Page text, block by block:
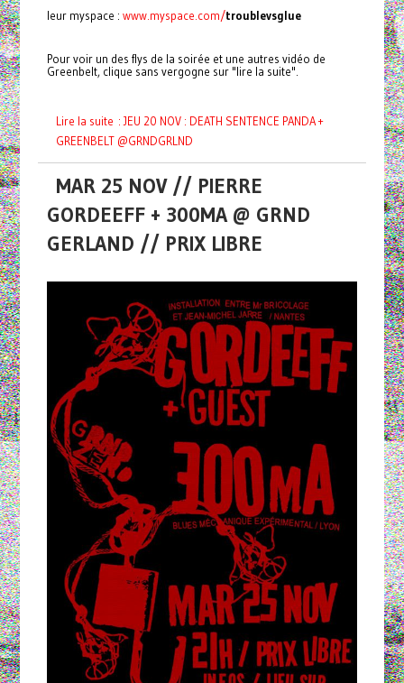
leur myspace : www.myspace.com/troublevsglue
Pour voir un des flys de la soirée et une autres vidéo de
Greenbelt, clique sans vergogne sur "lire la suite".
Lire la suite : JEU 20 NOV : DEATH SENTENCE PANDA +
GREENBELT @GRNDGRLND
MAR 25 NOV // PIERRE
GORDEEFF + 300MA @ GRND
GERLAND // PRIX LIBRE